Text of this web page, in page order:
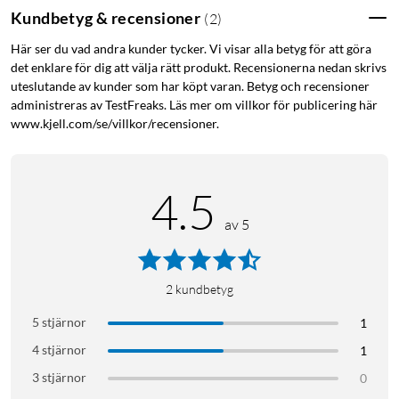
De tre E27-lamporna (1100 lm) i startpaketet ger både vitt
och färgat ljus med 16 miljoner nyanser att välja bland. Du kan
växla från arbetsljus till kvällsstämning med ett tryck eller via
röststyrning i Hue-appen. Lamporna har hög ljusstyrka,
justerbar färgtemperatur och stöd för belysningsscener som
Den medföljande dimmerbrytaren (Hue Dimmer Switch) gör
att du kan tända, dimra och byta ljusscen utan mobil eller
röstassistent. Den kan fästas på väggen med magnet eller
med bryggan och fungerar även om wifi-nätet tillfälligt ligger
nere.
Kundbetyg & recensioner (2)
Här ser du vad andra kunder tycker. Vi visar alla betyg för att göra
det enklare för dig att välja rätt produkt. Recensionerna nedan skrivs
uteslutande av kunder som har köpt varan. Betyg och recensioner
administreras av TestFreaks. Läs mer om villkor för publicering här
www.kjell.com/se/villkor/recensioner.
4.5 av 5
2 kundbetyg
5 stjärnor
1
4 stjärnor
1
3 stjärnor
0